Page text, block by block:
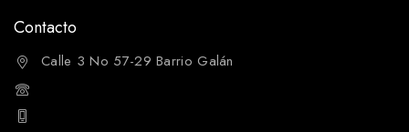
Contacto
Calle 3 No 57-29 Barrio Galán